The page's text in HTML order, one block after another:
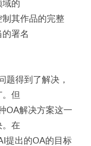
域的
其作品的完整
署名
题得到了解决，
但
OA解决方案这一
。在
提出的OA的目标